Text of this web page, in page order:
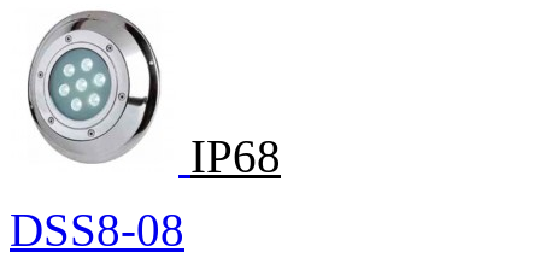
IP68
DSS8-08